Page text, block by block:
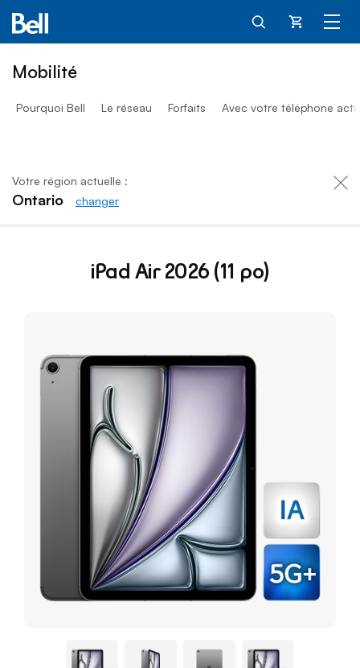
Panier
Mobilité
Pourquoi Bell Le réseau Forfaits Avec votre téléphone
Votre région actuelle :
Ontario changer
iPad Air 2026 (11 po)